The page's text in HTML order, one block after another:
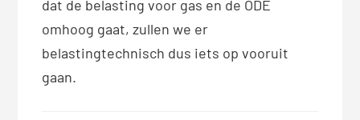
dat de belasting voor gas en de ODE
omhoog gaat, zullen we er
belastingtechnisch dus iets op vooruit
gaan.